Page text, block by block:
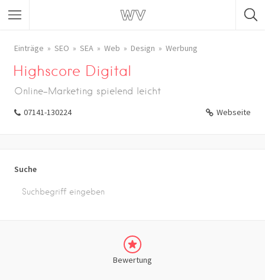
Einträge SEO SEA Web Design Werbung
Highscore Digital
Online-Marketing spielend leicht
07141-130224 Webseite
Suche
Bewertung